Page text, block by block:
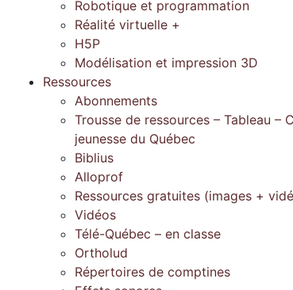
Robotique et programmation
Réalité virtuelle +
H5P
Modélisation et impression 3D
Ressources
Abonnements
Trousse de ressources – Tableau –
jeunesse du Québec
Biblius
Alloprof
Ressources gratuites (images +
Vidéos
Télé-Québec – en classe
Ortholud
Répertoires de comptines